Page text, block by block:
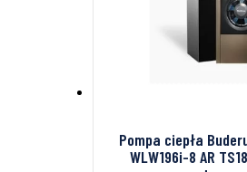
Pompa ciepła
WLW196i-8 AR